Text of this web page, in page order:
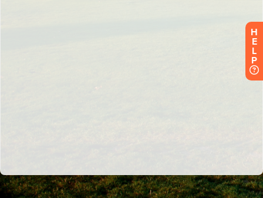
H
E
L
P